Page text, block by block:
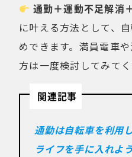
通勤＋運動不足解消
に叶える方法として、
めできます。満員電車
方は一度検討してみてく
関連記事
通勤は自転車を利用
ライフを手に入れよう